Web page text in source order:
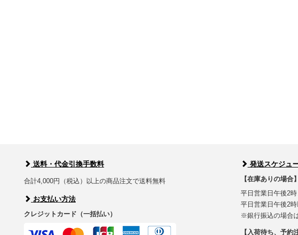
送料・代金引換手数料
合計4,000円（税込）以上の商品注文で送料無料
お支払い方法
クレジットカード（一括払い）
発送スケジュ
【在庫ありの場合】
平日営業日午後2
平日営業日午後2
※銀行振込の場合
【入荷待ち、予約